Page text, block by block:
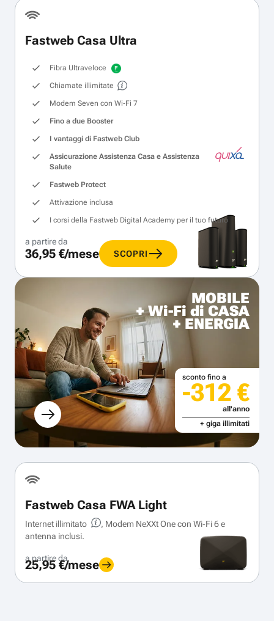
Fastweb Casa Ultra
Fibra Ultraveloce
Chiamate illimitate
Modem Seven con Wi‑Fi 7
Fino a due Booster
I vantaggi di Fastweb Club
Assicurazione Assistenza Casa e Assistenza
Salute
Fastweb Protect
Attivazione inclusa
I corsi della Fastweb Digital Academy per il tuo futuro
a partire da
36,95 €/mese SCOPRI
MOBILE
+ Wi-Fi di CASA
+ ENERGIA
sconto fino a
-312 €
all'anno
+ giga illimitati
Fastweb Casa FWA Light
Internet illimitato
, Modem NeXXt One con Wi‑Fi 6 e
antenna inclusi.
a partire da
25,95 €/mese